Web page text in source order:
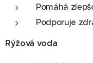
Pomáhá
Podporuje
Rýžová voda